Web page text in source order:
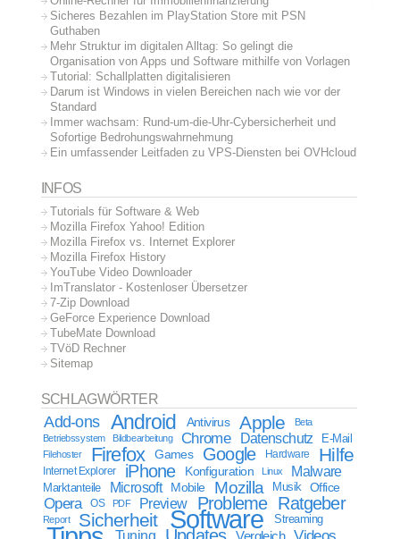
Sicheres Bezahlen im PlayStation Store mit PSN
Guthaben
Mehr Struktur im digitalen Alltag: So gelingt die
Organisation von Apps und Software mithilfe von Vorlagen
Tutorial: Schallplatten digitalisieren
Darum ist Windows in vielen Bereichen nach wie vor der
Standard
Immer wachsam: Rund-um-die-Uhr-Cybersicherheit und
Sofortige Bedrohungswahrnehmung
Ein umfassender Leitfaden zu VPS-Diensten bei OVHcloud
INFOS
Tutorials für Software & Web
Mozilla Firefox Yahoo! Edition
Mozilla Firefox vs. Internet Explorer
Mozilla Firefox History
YouTube Video Downloader
ImTranslator - Kostenloser Übersetzer
7-Zip Download
GeForce Experience Download
TubeMate Download
TVöD Rechner
Sitemap
SCHLAGWÖRTER
Add-ons Android Antivirus Apple
Beta
Betriebssystem
Bildbearbeitung Chrome Datenschutz E-Mail
Filehoster Firefox Games Google Hardware Hilfe
Internet Explorer iPhone Konfiguration Linux Malware
Marktanteile Microsoft Mobile Mozilla Musik Office
Opera OS PDF Preview Probleme Ratgeber
Report Sicherheit Software Streaming
Tuning Vergleich